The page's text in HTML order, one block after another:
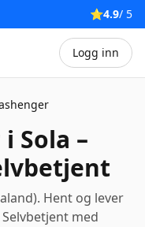
⭐4.9/ 5
Logg inn
Sola –
Hent og lever
med